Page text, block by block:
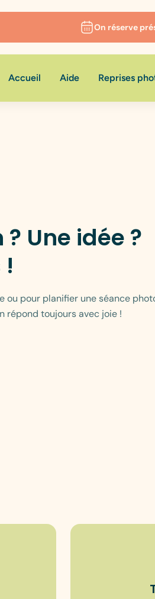
On réserve
Accueil Aide Reprises
Une idée ?
ou pour planifier une séance
répond toujours avec joie !